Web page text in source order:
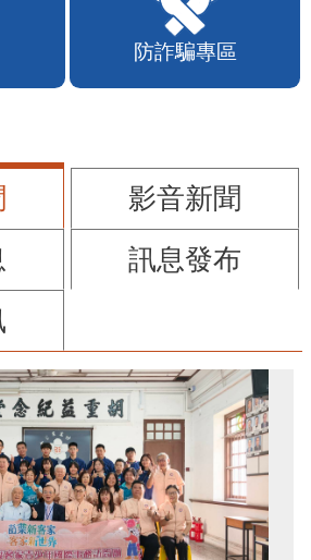
防詐騙專區
影音新聞
訊息發布